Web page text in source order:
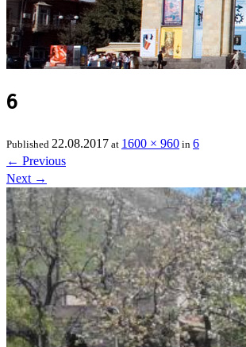
6
Published 22.08.2017 at 1600 × 960 in 6
← Previous
Next →